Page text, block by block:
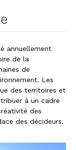
annuellement
de la
de
Les
des territoires et
à un cadre
des
des décideurs.